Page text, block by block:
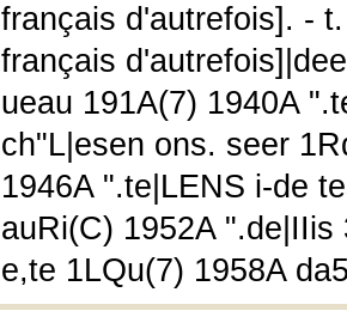
français d'autrefois]. -
français
ueau 191A(7) 1940A
ch"L|esen ons. seer
1946A ".te|LENS i-de
auRi(C) 1952A
e,te 1LQu(7) 1958A